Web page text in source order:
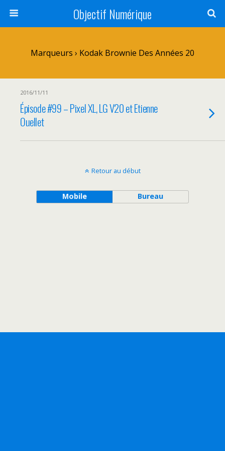
Objectif Numérique
Marqueurs › Kodak Brownie Des Années 20
2016/11/11
Épisode #99 – Pixel XL, LG V20 et Etienne
Ouellet
Retour au début
Mobile Bureau